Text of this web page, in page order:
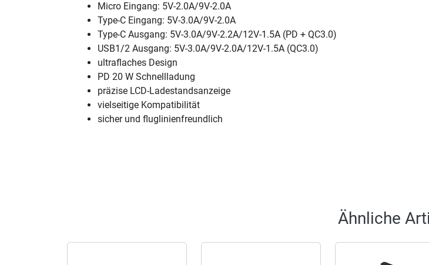
Micro Eingang: 5V-2.0A/9V-2.0A
Type-C Eingang: 5V-3.0A/9V-2.0A
Type-C Ausgang: 5V-3.0A/9V-2.2A/12V-1.5A (PD + QC3.0)
USB1/2 Ausgang: 5V-3.0A/9V-2.0A/12V-1.5A (QC3.0)
ultraflaches Design
PD 20 W Schnellladung
präzise LCD-Ladestandsanzeige
vielseitige Kompatibilität
sicher und fluglinienfreundlich
Ähnliche